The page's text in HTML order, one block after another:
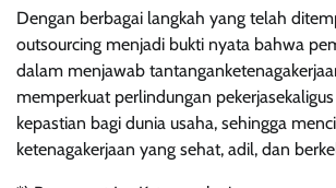
Dengan berbagai langkah yang telah
outsourcing menjadi bukti nyata bahwa
dalam menjawab
memperkuat perlindungan
kepastian bagi dunia usaha, sehingga
ketenagakerjaan yang sehat, adil, dan